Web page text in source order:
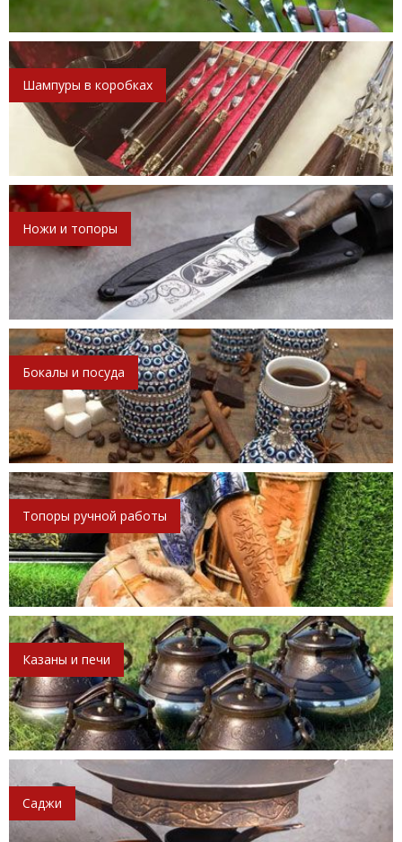
Шампуры в коробках
Ножи и топоры
Бокалы и посуда
Топоры ручной работы
Казаны и печи
Саджи